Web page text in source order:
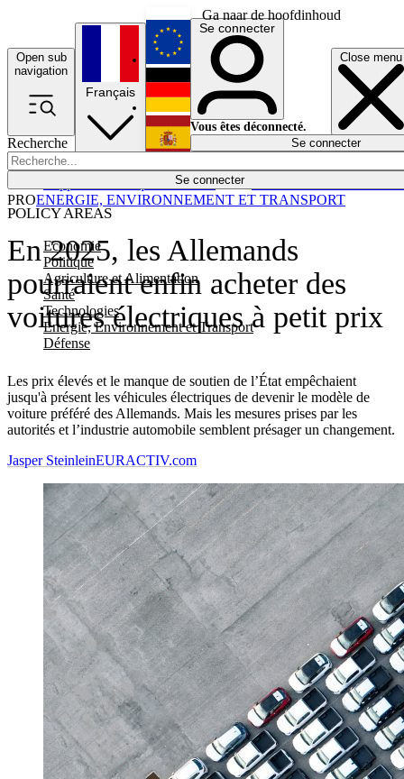
Ga naar de hoofdinhoud
Open sub
navigation
Close menu
Recherche
Se connecter
POLICY AREAS
Economie
Politique
Agriculture et Alimentation
Santé
Technologies
Energie, Environnement et Transport
Défense
Économie
Français
English
Deutsch
Español
Se connecter
Vous êtes déconnecté.
Se connecter
En 2025, les Allemands
pourraient enfin acheter des
voitures électriques à petit prix
Les prix élevés et le manque de soutien de l’État empêchaient
jusqu'à présent les véhicules électriques de devenir le modèle de
voiture préféré des Allemands. Mais les mesures prises par les
autorités et l’industrie automobile semblent présager un changement.
PROENERGIE, ENVIRONNEMENT ET TRANSPORT
Jasper SteinleinEURACTIV.com